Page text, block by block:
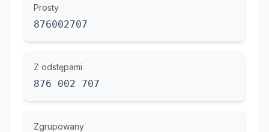
Prosty
876002707
Z odstępami
876 002 707
Zgrupowany